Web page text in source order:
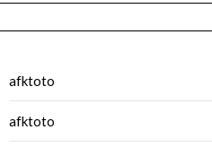
afktoto
afktoto